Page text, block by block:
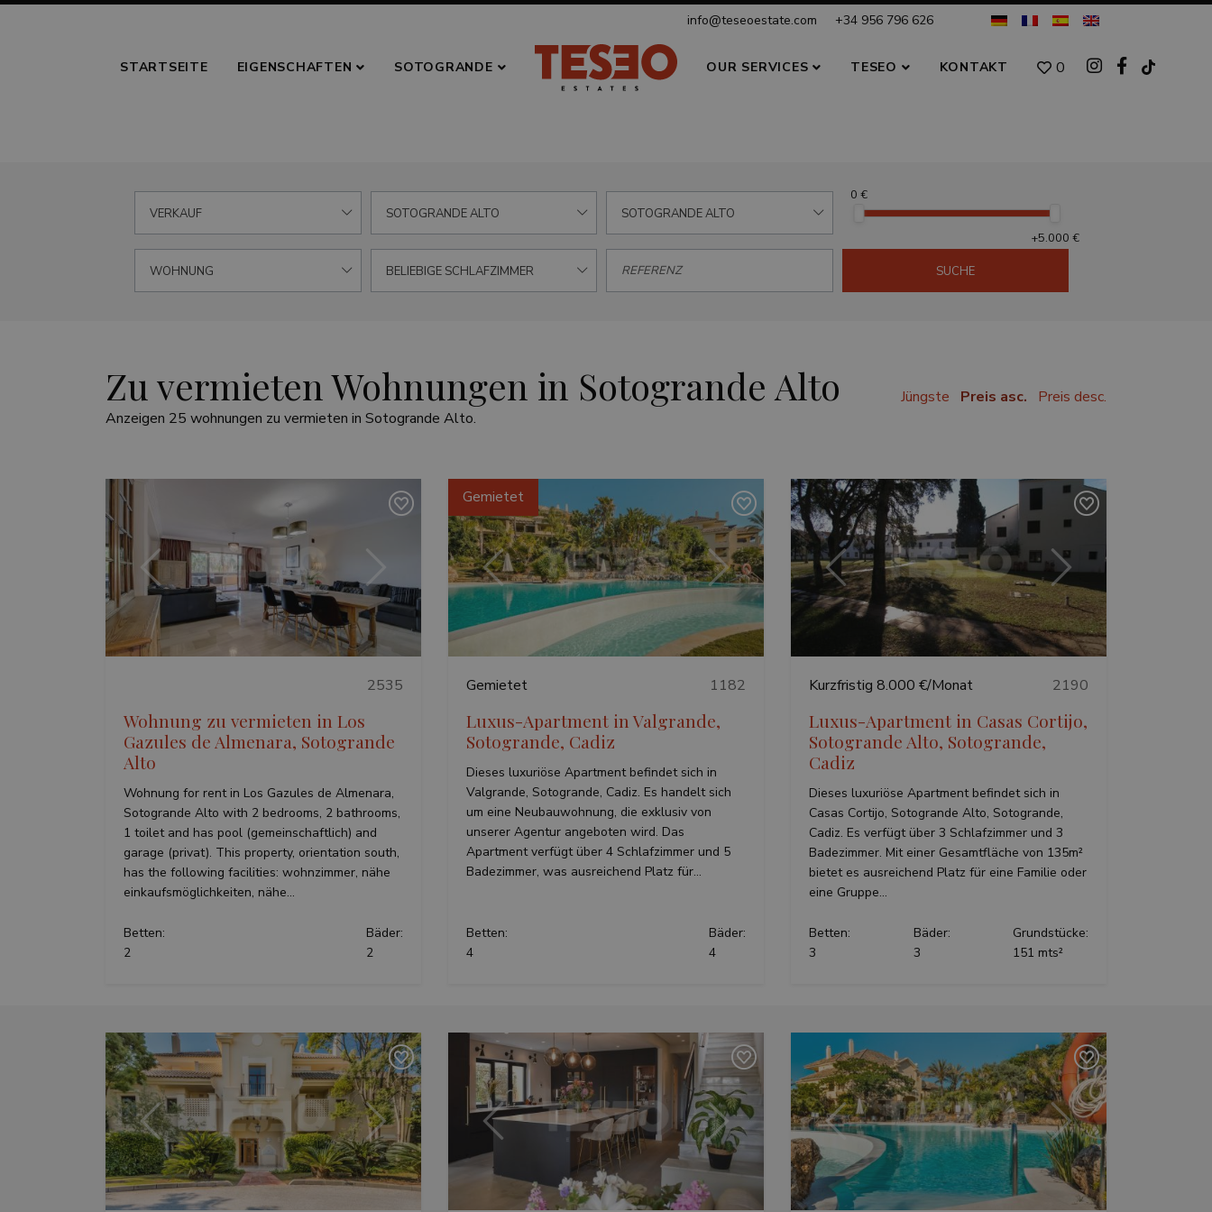
info@teseoestate.com +34 956 796 626
0
STARTSEITE EIGENSCHAFTEN SOTOGRANDE OUR SERVICES TESEO KONTAKT
VERKAUF SOTOGRANDE ALTO SOTOGRANDE ALTO
0 €
+5.000 €
WOHNUNG BELIEBIGE SCHLAFZIMMER SUCHE
Zu vermieten Wohnungen in Sotogrande Alto
Anzeigen 25 wohnungen zu vermieten in Sotogrande Alto.
Jüngste Preis asc. Preis desc.
Vorherige
2535
Wohnung zu vermieten in Los
Gazules de Almenara, Sotogrande
Alto
Wohnung for rent in Los Gazules de Almenara,
Sotogrande Alto with 2 bedrooms, 2 bathrooms,
1 toilet and has pool (gemeinschaftlich) and
garage (privat). This property, orientation south,
has the following facilities: wohnzimmer, nähe
einkaufsmöglichkeiten, nähe...
Betten:
2
Bäder:
2
Vorherige Weiter
Gemietet
Gemietet 1182
Luxus-Apartment in Valgrande,
Sotogrande, Cadiz
Dieses luxuriöse Apartment befindet sich in
Valgrande, Sotogrande, Cadiz. Es handelt sich
um eine Neubauwohnung, die exklusiv von
unserer Agentur angeboten wird. Das
Apartment verfügt über 4 Schlafzimmer und 5
Badezimmer, was ausreichend Platz für...
Betten:
4
Bäder:
4
Vorherige Weiter
Kurzfristig 8.000 €/Monat 2190
Luxus-Apartment in Casas Cortijo,
Sotogrande Alto, Sotogrande,
Cadiz
Dieses luxuriöse Apartment befindet sich in
Casas Cortijo, Sotogrande Alto, Sotogrande,
Cadiz. Es verfügt über 3 Schlafzimmer und 3
Badezimmer. Mit einer Gesamtfläche von 135m²
bietet es ausreichend Platz für eine Familie oder
eine Gruppe...
Betten:
3
Bäder:
3
Grundstücke:
151 mts²
Vorherige Weiter Vorherige Weiter Vorherige Weiter